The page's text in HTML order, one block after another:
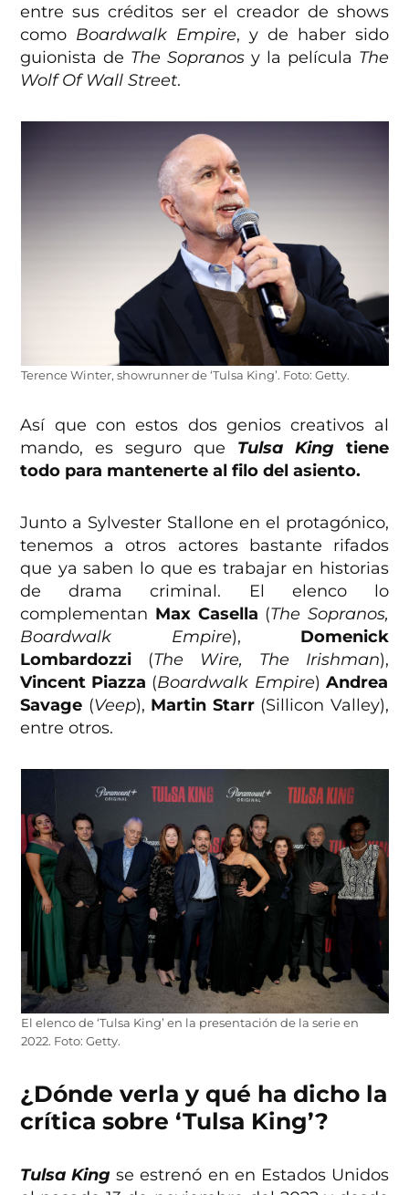
entre sus créditos ser el creador de shows
como Boardwalk Empire, y de haber sido
guionista de The Sopranos y la película The
Wolf Of Wall Street.
Terence Winter, showrunner de ‘Tulsa King’. Foto: Getty.
Así que con estos dos genios creativos al
mando, es seguro que Tulsa Kingtiene
todo para mantenerte al filo del asiento.
Junto a Sylvester Stallone en el protagónico,
tenemos a otros actores bastante rifados
que ya saben lo que es trabajar en historias
de drama criminal. El elenco lo
complementan Max Casella (The Sopranos,
Boardwalk Empire), Domenick
Lombardozzi (The Wire, The Irishman),
Vincent Piazza (Boardwalk Empire) Andrea
Savage (Veep), Martin Starr(Sillicon Valley),
entre otros.
El elenco de ‘Tulsa King’ en la presentación de la serie en
2022. Foto: Getty.
¿Dónde verla y qué ha dicho la
crítica sobre ‘Tulsa King’?
Tulsa King se estrenó en en Estados Unidos